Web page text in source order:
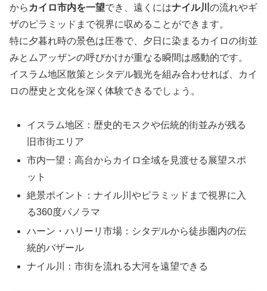
から カイロ市内を一望でき、遠くにはナイル川 の流れやギ
ザのピラミッドまで視界に収めることができます。
特に夕暮れ時の景色は圧巻で、夕日に染まるカイロの街並
みとムアッザンの呼びかけが重なる瞬間は感動的です。
イスラム地区散策とシタデル観光を組み合わせれば、カイ
ロの歴史と文化を深く体験できるでしょう。
イスラム地区：歴史的モスクや伝統的街並みが残る
旧市街エリア
市内一望：高台からカイロ全域を見渡せる展望スポ
ット
絶景ポイント：ナイル川やピラミッドまで視界に入
る360度パノラマ
ハーン・ハリーリ市場：シタデルから徒歩圏内の伝
統的バザール
ナイル川：市街を流れる大河を遠望できる